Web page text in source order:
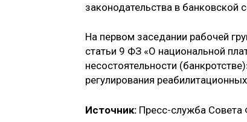
законодательства в банковской
На первом заседании рабочей
статьи 9 ФЗ «О национальной
несостоятельности
регулирования
Источник: Пресс-служба Совета